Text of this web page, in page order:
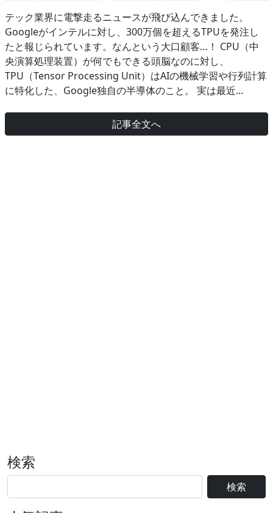
テック業界に電撃走るニュースが飛び込んできました。
Googleがインテルに対し、300万個を超えるTPUを発注し
たと報じられています。なんという大口顧客…！ CPU（中
央演算処理装置）が何でもできる頭脳なのに対し、
TPU（Tensor Processing Unit）はAIの機械学習や行列計算
に特化した、Google独自の半導体のこと。 実は最近...
記事全文へ
検索
検索